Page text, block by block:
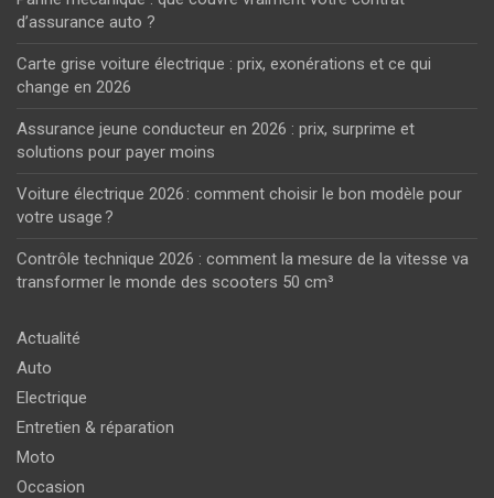
d’assurance auto ?
Carte grise voiture électrique : prix, exonérations et ce qui
change en 2026
Assurance jeune conducteur en 2026 : prix, surprime et
solutions pour payer moins
Voiture électrique 2026 : comment choisir le bon modèle pour
votre usage ?
Contrôle technique 2026 : comment la mesure de la vitesse va
transformer le monde des scooters 50 cm³
Actualité
Auto
Electrique
Entretien & réparation
Moto
Occasion